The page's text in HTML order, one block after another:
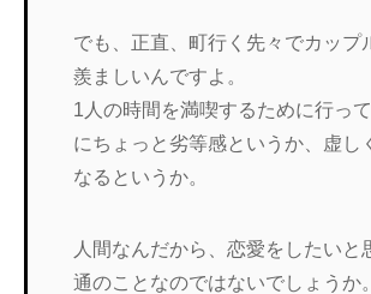
でも、正直、町行く先々でカップ
羨ましいんですよ。
1人の時間を満喫するために行っ
にちょっと劣等感というか、虚し
なるというか。
人間なんだから、恋愛をしたいと
通のことなのではないでしょうか。